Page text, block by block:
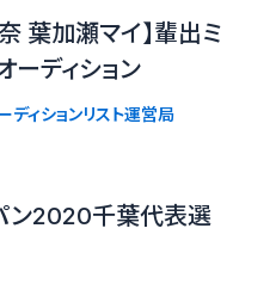
葉加瀬マイ】輩出ミ
ディション
ディションリスト運営局
パン2020千葉代表選